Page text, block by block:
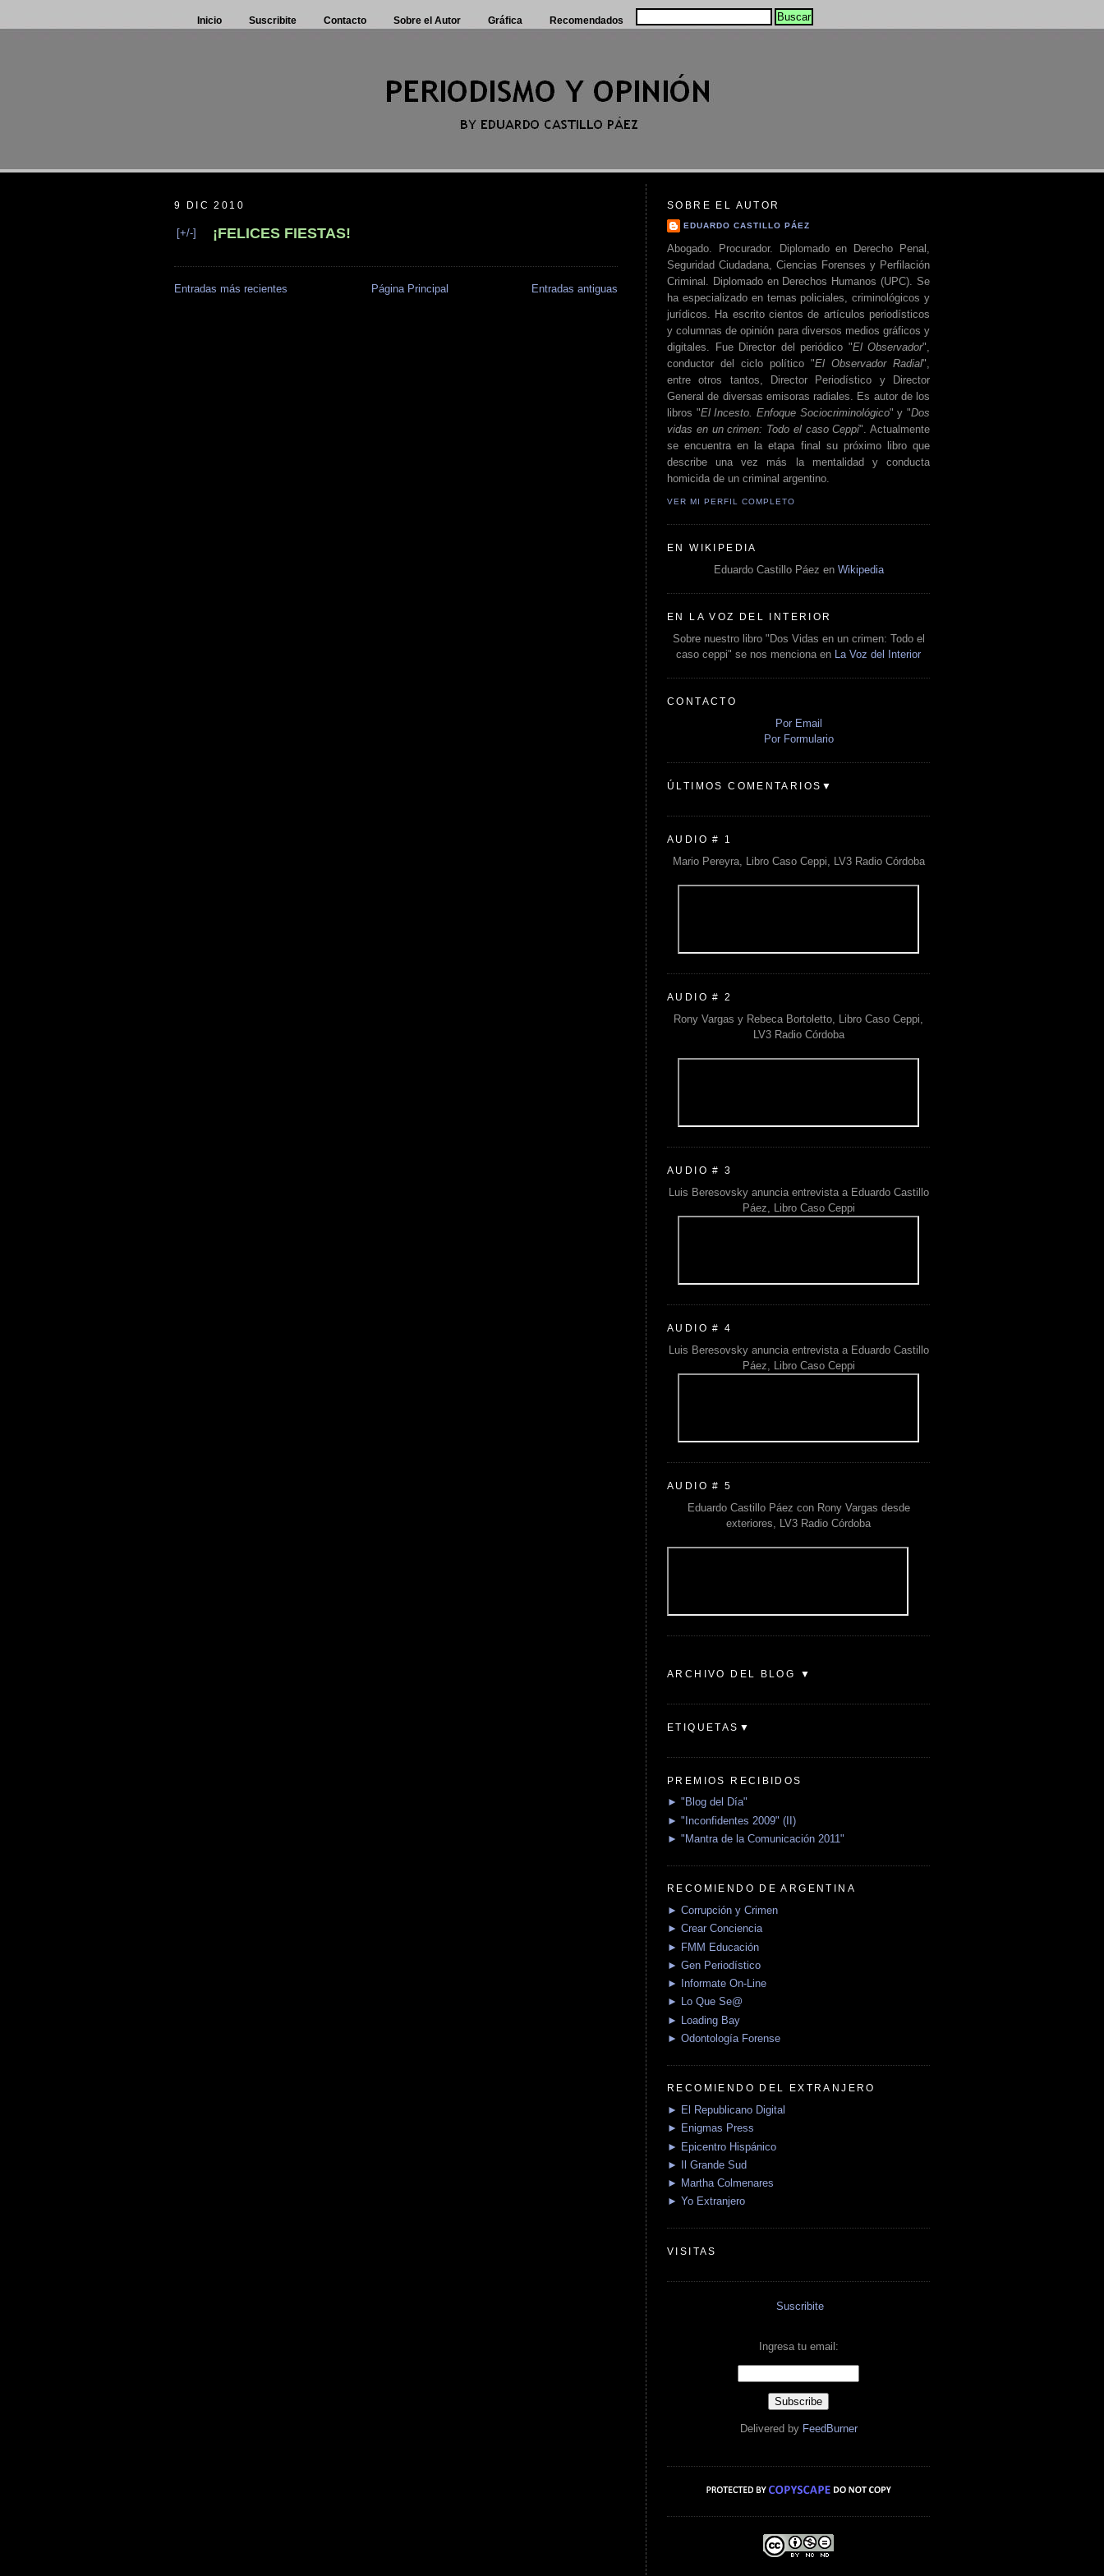
Inicio Suscribite Contacto Sobre el Autor Gráfica Recomendados
9 DIC 2010
[+/-] ¡FELICES FIESTAS!
Entradas más recientes Entradas antiguas
Página Principal
SOBRE EL AUTOR
EDUARDO CASTILLO PÁEZ
Abogado. Procurador. Diplomado en Derecho Penal,
Seguridad Ciudadana, Ciencias Forenses y Perfilación
Criminal. Diplomado en Derechos Humanos (UPC). Se
ha especializado en temas policiales, criminológicos y
jurídicos. Ha escrito cientos de artículos periodísticos
y columnas de opinión para diversos medios gráficos y
digitales. Fue Director del periódico "El Observador",
conductor del ciclo político "El Observador Radial",
entre otros tantos, Director Periodístico y Director
General de diversas emisoras radiales. Es autor de los
libros "El Incesto. Enfoque Sociocriminológico" y "Dos
vidas en un crimen: Todo el caso Ceppi". Actualmente
se encuentra en la etapa final su próximo libro que
describe una vez más la mentalidad y conducta
homicida de un criminal argentino.
VER MI PERFIL COMPLETO
EN WIKIPEDIA
Eduardo Castillo Páez en Wikipedia
EN LA VOZ DEL INTERIOR
Sobre nuestro libro "Dos Vidas en un crimen: Todo el
caso ceppi" se nos menciona en
La Voz del Interior
CONTACTO
Por Email
Por Formulario
ÚLTIMOS COMENTARIOS▼
AUDIO # 1
Mario Pereyra, Libro Caso Ceppi, LV3 Radio Córdoba
AUDIO # 2
Rony Vargas y Rebeca Bortoletto, Libro Caso Ceppi,
LV3 Radio Córdoba
AUDIO # 3
Luis Beresovsky anuncia entrevista a Eduardo Castillo
Páez, Libro Caso Ceppi
AUDIO # 4
Luis Beresovsky anuncia entrevista a Eduardo Castillo
Páez, Libro Caso Ceppi
AUDIO # 5
Eduardo Castillo Páez con Rony Vargas desde
exteriores, LV3 Radio Córdoba
ARCHIVO DEL BLOG ▼
ETIQUETAS▼
PREMIOS RECIBIDOS
► "Blog del Día"
► "Inconfidentes 2009" (II)
► "Mantra de la Comunicación 2011"
RECOMIENDO DE ARGENTINA
► Corrupción y Crimen
► Crear Conciencia
► FMM Educación
► Gen Periodístico
► Informate On-Line
► Lo Que Se@
► Loading Bay
► Odontología Forense
RECOMIENDO DEL EXTRANJERO
► El Republicano Digital
► Enigmas Press
► Epicentro Hispánico
► Il Grande Sud
► Martha Colmenares
► Yo Extranjero
VISITAS
Suscribite
Ingresa tu email:
Delivered by FeedBurner